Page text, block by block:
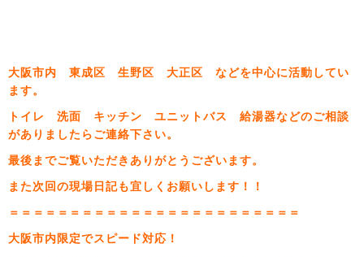
大阪市内 東成区 生野区 大正区 などを中心に活動してい
ます。
トイレ 洗面 キッチン ユニットバス 給湯器などのご相談
がありましたらご連絡下さい。
最後までご覧いただきありがとうございます。
また次回の現場日記も宜しくお願いします！！
＝＝＝＝＝＝＝＝＝＝＝＝＝＝＝＝＝＝＝＝＝＝＝＝
大阪市内限定でスピード対応！